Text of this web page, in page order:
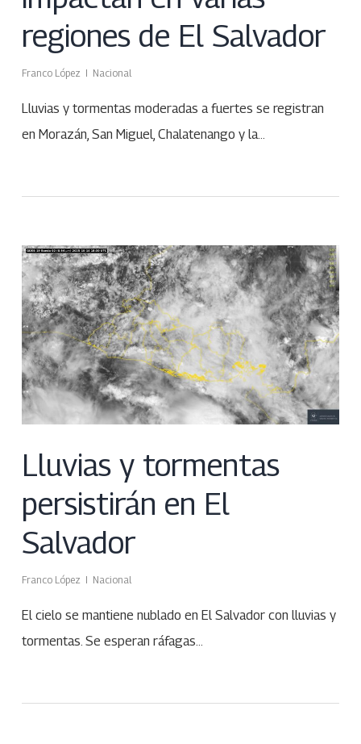
regiones de El Salvador
Franco López Nacional
Lluvias y tormentas moderadas a fuertes se registran
en Morazán, San Miguel, Chalatenango y la…
Lluvias y tormentas
persistirán en El
Salvador
Franco López Nacional
El cielo se mantiene nublado en El Salvador con lluvias y
tormentas. Se esperan ráfagas…